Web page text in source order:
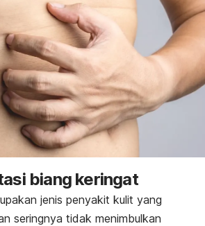
biang keringat
jenis penyakit kulit yang
seringnya tidak menimbulkan